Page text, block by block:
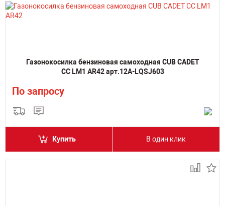
Газонокосилка бензиновая самоходная CUB CADET
CC LM1 AR42 арт.12A-LQSJ603
По запросу
Купить В один клик